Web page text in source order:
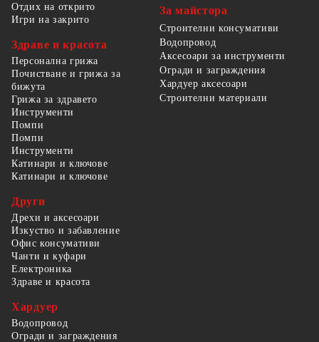
Отдих на открито
Игри на закрито
Здраве и красота
Персонална грижа
Почистване и грижа за
бижута
Грижа за здравето
За майстора
Строителни консумативи
Водопровод
Аксесоари за инструменти
Огради и заграждения
Хардуер аксесоари
Строителни материали
Инструменти
Помпи
Помпи
Инструменти
Катинари и ключове
Катинари и ключове
Други
Дрехи и аксесоари
Изкуство и забавление
Офис консумативи
Чанти и куфари
Електроника
Здраве и красота
Хардуер
Водопровод
Огради и заграждения